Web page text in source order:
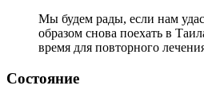
Мы будем рады, если нам
образом снова поехать в
время для повторного
Состояние